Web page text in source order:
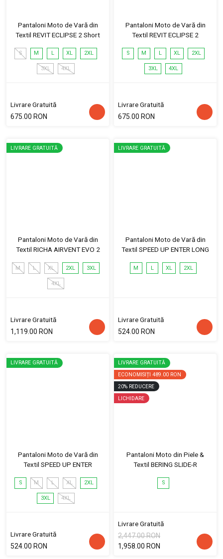
Pantaloni Moto de Vară din
Textil REVIT ECLIPSE 2 Short
S M L XL 2XL
3XL 4XL
Livrare Gratuită
675.00 RON
Pantaloni Moto de Vară din
Textil REVIT ECLIPSE 2
S M L XL 2XL
3XL 4XL
Livrare Gratuită
675.00 RON
LIVRARE GRATUITĂ
Pantaloni Moto de Vară din
Textil RICHA AIRVENT EVO 2
M L XL 2XL 3XL
4XL
Livrare Gratuită
1,119.00 RON
LIVRARE GRATUITĂ
Pantaloni Moto de Vară din
Textil SPEED UP ENTER LONG
M L XL 2XL
Livrare Gratuită
524.00 RON
LIVRARE GRATUITĂ
Pantaloni Moto de Vară din
Textil SPEED UP ENTER
S M L XL 2XL
3XL 4XL
Livrare Gratuită
524.00 RON
LIVRARE GRATUITĂ
ECONOMISIȚI 489.00 RON
20% REDUCERE
LICHIDARE
Pantaloni Moto din Piele &
Textil BERING SLIDE-R
S
Livrare Gratuită
2,447.00 RON
1,958.00 RON